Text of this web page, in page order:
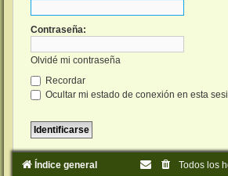
Contraseña:
Olvidé mi contraseña
Recordar
Ocultar mi estado de conexión en esta
Índice general Todos los